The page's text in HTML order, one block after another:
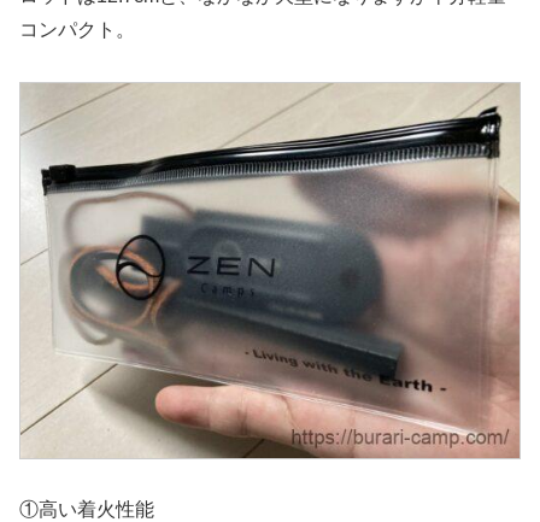
コンパクト。
①高い着火性能